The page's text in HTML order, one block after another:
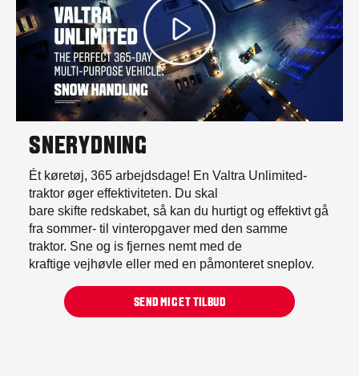
SNERYDNING
Ét køretøj, 365 arbejdsdage! En Valtra Unlimited-
traktor øger effektiviteten. Du skal
bare skifte redskabet, så kan du hurtigt og effektivt gå
fra sommer- til vinteropgaver med den samme
traktor. Sne og is fjernes nemt med de
kraftige vejhøvle eller med en påmonteret sneplov.
SEND MIG ET TILBUD